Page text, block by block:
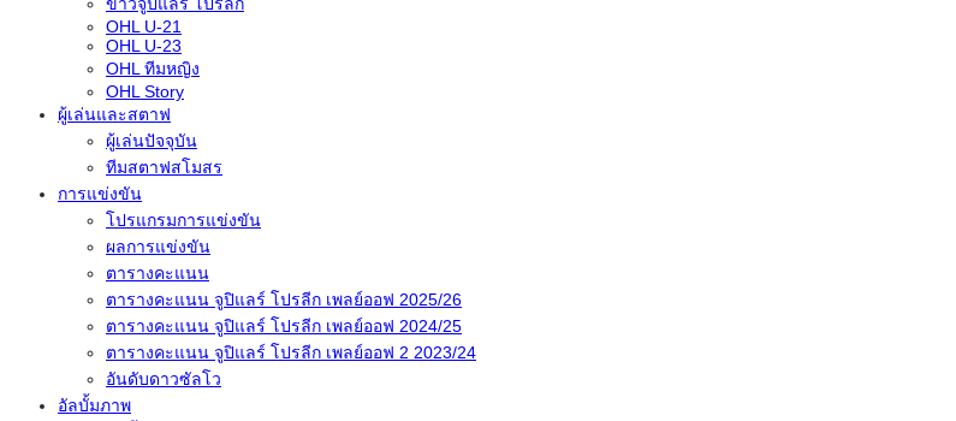
OHL U-21
OHL U-23
OHL ทีมหญิง
OHL Story
ผู้เล่นและสตาฟ
ผู้เล่นปัจจุบัน
ทีมสตาฟสโมสร
การแข่งขัน
โปรแกรมการแข่งขัน
ผลการแข่งขัน
ตารางคะแนน
ตารางคะแนน จูปิแลร์ โปรลีก เพลย์ออฟ 2025/26
ตารางคะแนน จูปิแลร์ โปรลีก เพลย์ออฟ 2024/25
ตารางคะแนน จูปิแลร์ โปรลีก เพลย์ออฟ 2 2023/24
อันดับดาวซัลโว
อัลบั้มภาพ